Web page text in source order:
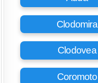
Clodomira
Clodovea
Coromoto